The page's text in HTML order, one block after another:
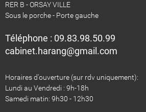
RER B - ORSAY VILLE
Sous le porche - Porte gauche
Téléphone : 09.83.98.50.99
​​​​​​​cabinet.harang@gmail.com
Horaires d'ouverture (sur rdv uniquement):
Lundi au Vendredi : 9h-18h
​​​​​​​Samedi matin: 9h30 - 12h30